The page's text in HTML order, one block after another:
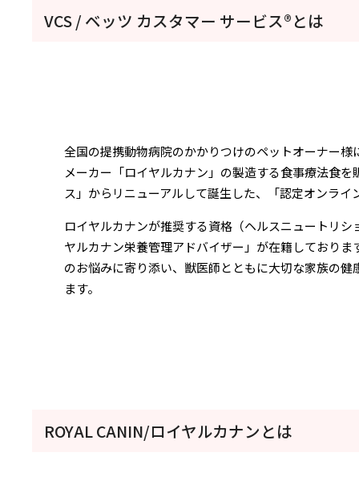
VCS / ベッツ カスタマー サービス®とは
全国の提携動物病院のかかりつけのペットオーナー様
メーカー「ロイヤルカナン」の製造する食事療法食
ス」からリニューアルして誕生した、「認定オンライ
ロイヤルカナンが推奨する資格（ヘルスニュートリ
ヤルカナン栄養管理アドバイザー」が在籍しておりま
のお悩みに寄り添い、獣医師とともに大切な家族の
ます。
ROYAL CANIN/ロイヤルカナンとは